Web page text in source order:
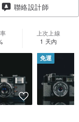
聯絡設計師
上次上線
1 天內
免運